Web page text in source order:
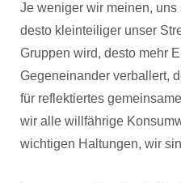
Je weniger wir meinen,
desto kleinteiliger unser
Gruppen wird, desto mehr
Gegeneinander verballert,
für reflektiertes
wir alle willfährige
wichtigen Haltungen, wir